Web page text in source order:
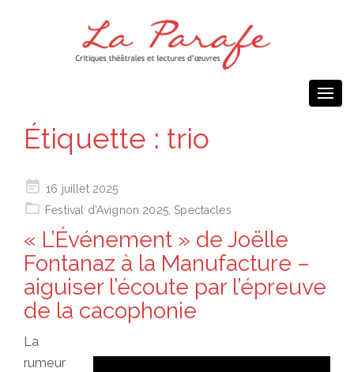
Étiquette : trio
Posted
on
16 juillet 2025
Festival d'Avignon 2025, Spectacles
« L’Événement » de Joëlle
Fontanaz à la Manufacture –
aiguiser l’écoute par l’épreuve
de la cacophonie
La
rumeur